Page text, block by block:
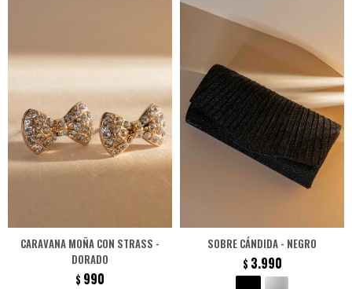
CARAVANA MOÑA CON STRASS -
DORADO
$ 990
SOBRE CÁNDIDA - NEGRO
$ 3.990